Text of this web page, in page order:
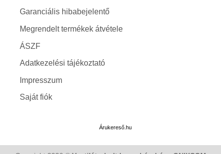
Garanciális hibabejelentő
Megrendelt termékek átvétele
ÁSZF
Adatkezelési tájékoztató
Impresszum
Saját fiók
Árukereső.hu